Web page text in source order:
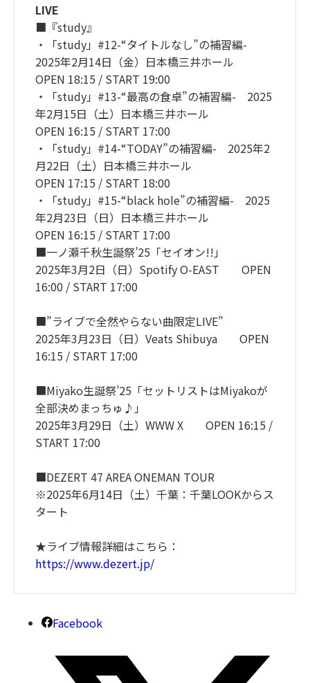
LIVE
■『study』
・「study」#12-“タイトルなし”の補習編-
2025年2月14日（金）日本橋三井ホール
OPEN 18:15 / START 19:00
・「study」#13-“最高の食卓”の補習編- 2025
年2月15日（土）日本橋三井ホール
OPEN 16:15 / START 17:00
・「study」#14-“TODAY”の補習編- 2025年2
月22日（土）日本橋三井ホール
OPEN 17:15 / START 18:00
・「study」#15-“black hole”の補習編- 2025
年2月23日（日）日本橋三井ホール
OPEN 16:15 / START 17:00
■一ノ瀬千秋生誕祭’25「セイオン!!」
2025年3月2日（日）Spotify O-EAST OPEN
16:00 / START 17:00
■”ライブで全然やらない曲限定LIVE”
2025年3月23日（日）Veats Shibuya OPEN
16:15 / START 17:00
■Miyako生誕祭’25「セットリストはMiyakoが
全部決めまっちゅ♪」
2025年3月29日（土）WWW X OPEN 16:15 /
START 17:00
■DEZERT 47 AREA ONEMAN TOUR
※2025年6月14日（土）千葉：千葉LOOKからス
タート
★ライブ情報詳細はこちら：
https://www.dezert.jp/
Facebook